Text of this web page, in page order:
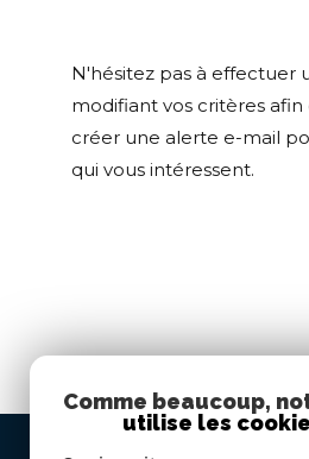
N'hésitez pas à effectuer
modifiant vos critères
créer une alerte e-mail
qui vous intéressent.
Comme beaucoup,
utilise les